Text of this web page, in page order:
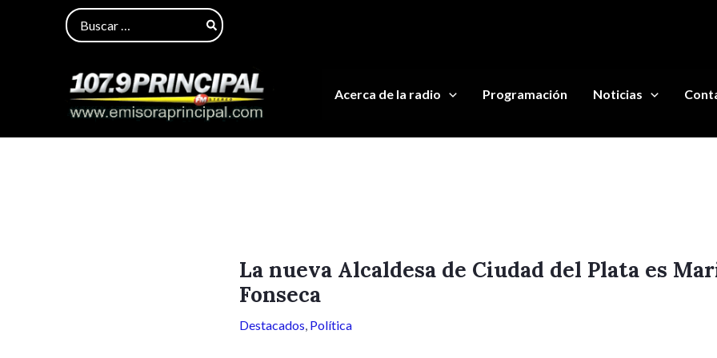
Buscar
por:
Acerca de la radio Programación Noticias
La nueva Alcaldesa de Ciudad del Plata es
Fonseca
Destacados Política
Navegación